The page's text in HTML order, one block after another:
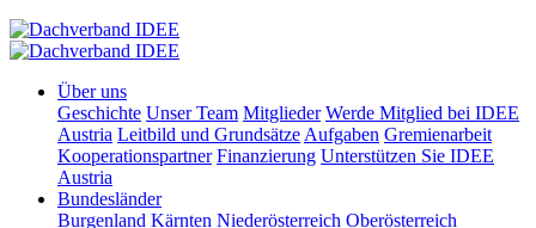
Über uns
Geschichte Unser Team Mitglieder Werde Mitglied bei IDEE
Austria Leitbild und Grundsätze Aufgaben Gremienarbeit
Kooperationspartner Finanzierung Unterstützen Sie IDEE
Austria
Bundesländer
Burgenland Kärnten Niederösterreich Oberösterreich